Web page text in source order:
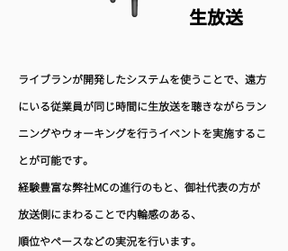
生放送
ライブランが開発したシステムを使うことで、遠方
にいる従業員が同じ時間に生放送を聴きながらラン
ニングやウォーキングを行うイベントを実施するこ
とが可能です。
経験豊富な弊社MCの進行のもと、御社代表の方が
放送側にまわることで内輪感のある、
順位やペースなどの実況を行います。